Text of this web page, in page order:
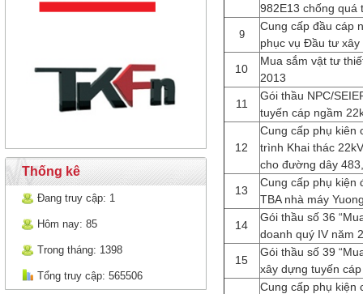
Thống kê
Đang truy cập: 1
Hôm nay: 85
Trong tháng: 1398
Tổng truy cập: 565506
982E13 chống quá
9
Cung cấp đầu cáp
phục vụ Đầu tư
10
Mua sắm vật tư
2013
11
Gói thầu NPC/
tuyến cáp ngầm
12
Cung cấp phụ kiên
trình Khai thác
cho đường dây
13
Cung cấp phụ kiện
TBA nhà máy
14
Gói thầu số 36
doanh quý IV năm
15
Gói thầu số 39
xây dựng tuyến
Cung cấp phụ kiện